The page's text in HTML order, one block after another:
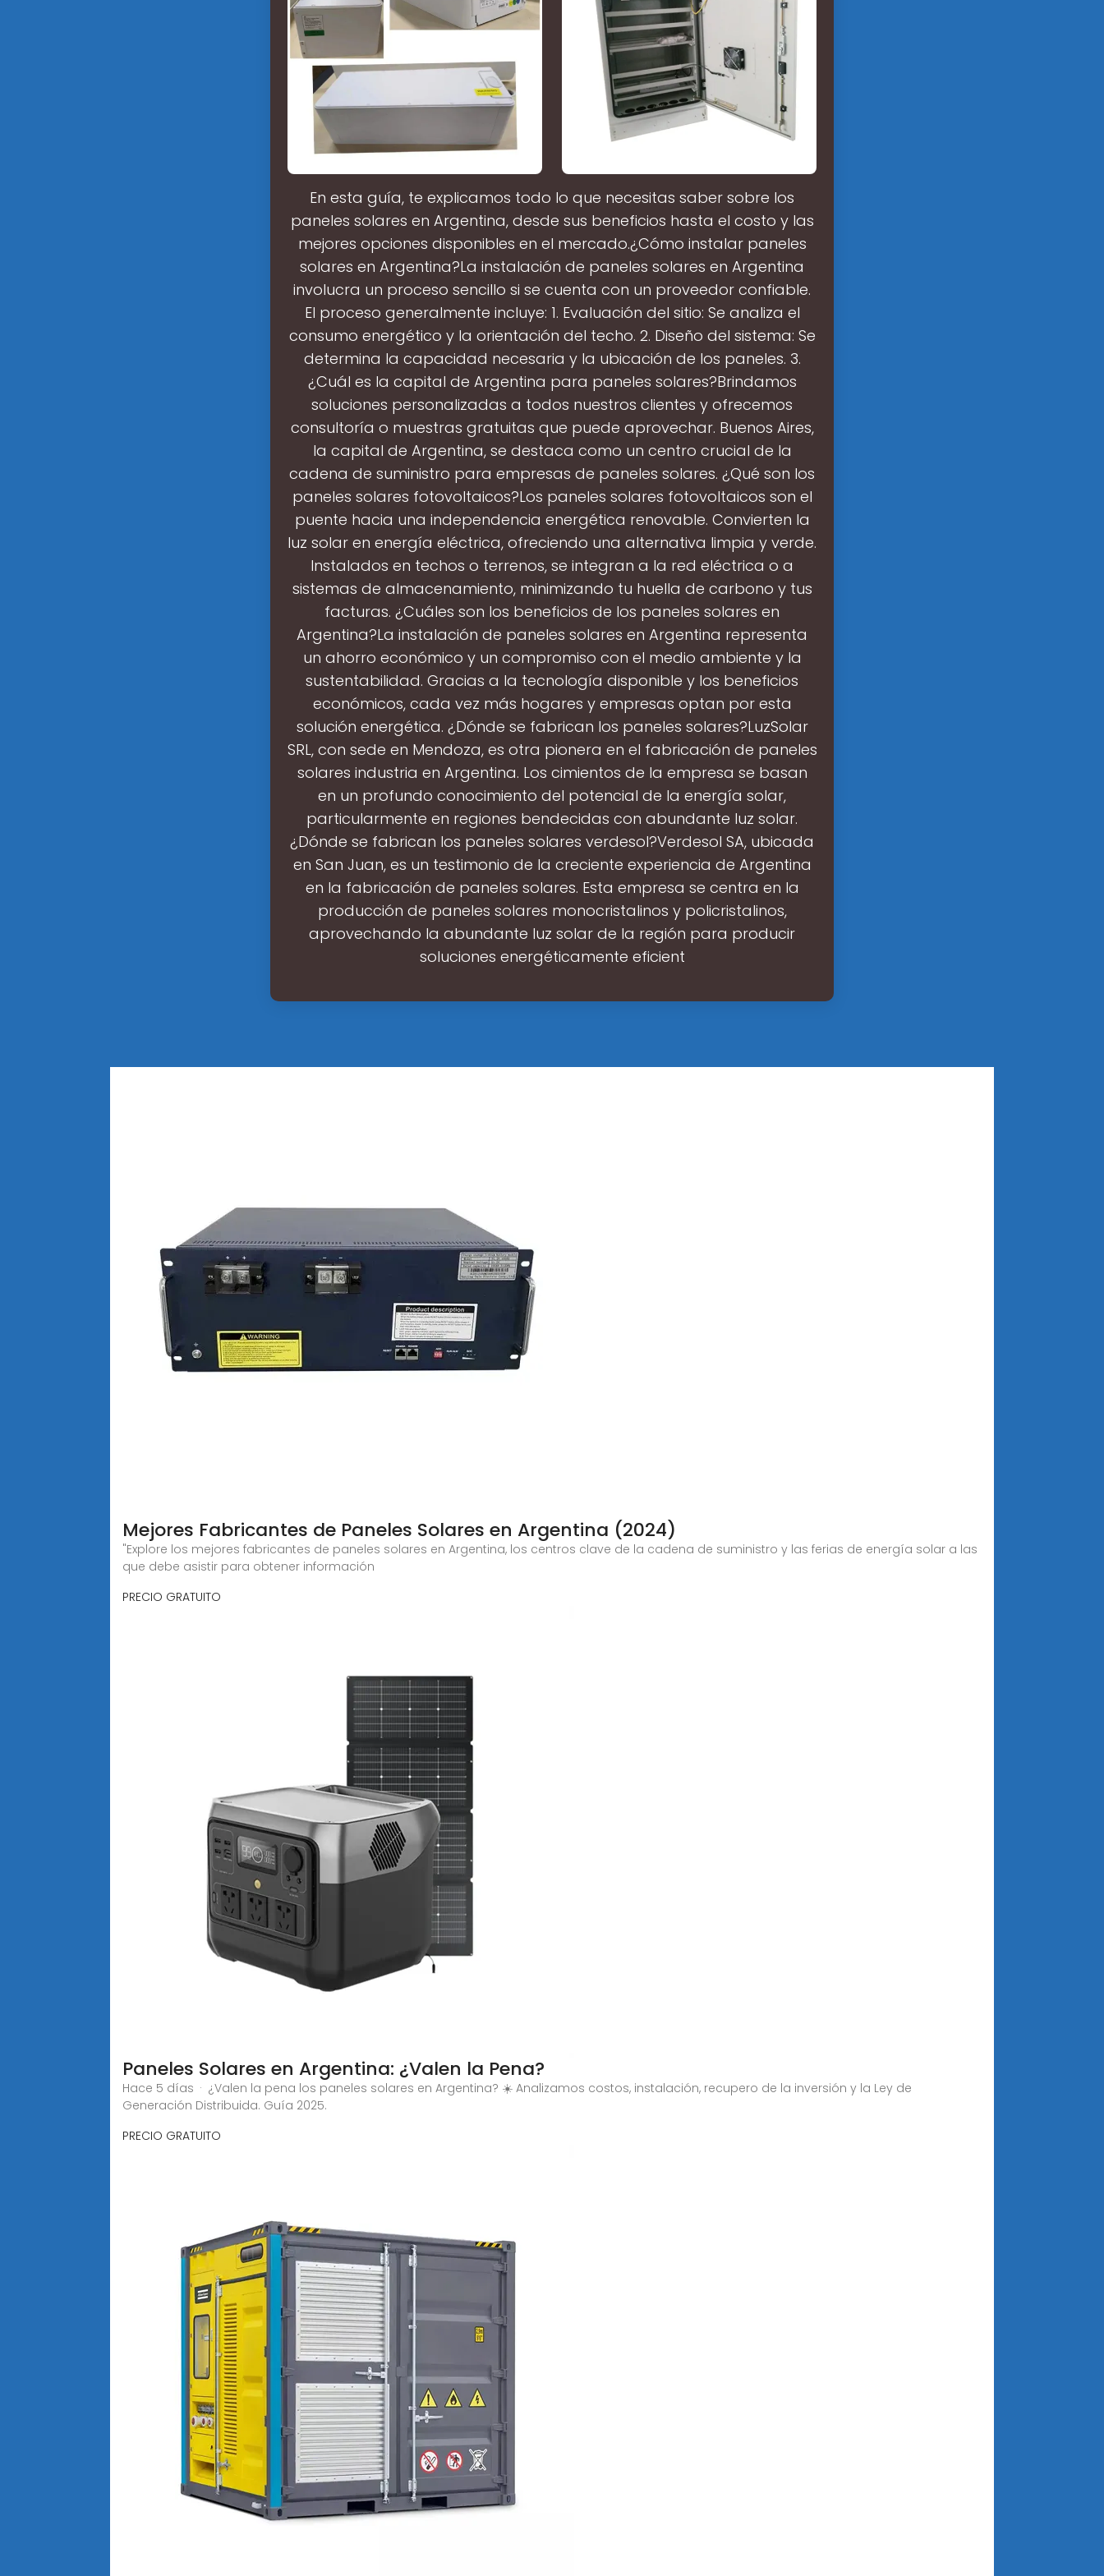
En esta guía, te explicamos todo lo que necesitas saber sobre los
paneles solares en Argentina, desde sus beneficios hasta el costo y las
mejores opciones disponibles en el mercado.¿Cómo instalar paneles
solares en Argentina?La instalación de paneles solares en Argentina
involucra un proceso sencillo si se cuenta con un proveedor confiable.
El proceso generalmente incluye: 1. Evaluación del sitio: Se analiza el
consumo energético y la orientación del techo. 2. Diseño del sistema: Se
determina la capacidad necesaria y la ubicación de los paneles. 3.
¿Cuál es la capital de Argentina para paneles solares?Brindamos
soluciones personalizadas a todos nuestros clientes y ofrecemos
consultoría o muestras gratuitas que puede aprovechar. Buenos Aires,
la capital de Argentina, se destaca como un centro crucial de la
cadena de suministro para empresas de paneles solares. ¿Qué son los
paneles solares fotovoltaicos?Los paneles solares fotovoltaicos son el
puente hacia una independencia energética renovable. Convierten la
luz solar en energía eléctrica, ofreciendo una alternativa limpia y verde.
Instalados en techos o terrenos, se integran a la red eléctrica o a
sistemas de almacenamiento, minimizando tu huella de carbono y tus
facturas. ¿Cuáles son los beneficios de los paneles solares en
Argentina?La instalación de paneles solares en Argentina representa
un ahorro económico y un compromiso con el medio ambiente y la
sustentabilidad. Gracias a la tecnología disponible y los beneficios
económicos, cada vez más hogares y empresas optan por esta
solución energética. ¿Dónde se fabrican los paneles solares?LuzSolar
SRL, con sede en Mendoza, es otra pionera en el fabricación de paneles
solares industria en Argentina. Los cimientos de la empresa se basan
en un profundo conocimiento del potencial de la energía solar,
particularmente en regiones bendecidas con abundante luz solar.
¿Dónde se fabrican los paneles solares verdesol?Verdesol SA, ubicada
en San Juan, es un testimonio de la creciente experiencia de Argentina
en la fabricación de paneles solares. Esta empresa se centra en la
producción de paneles solares monocristalinos y policristalinos,
aprovechando la abundante luz solar de la región para producir
soluciones energéticamente eficient
Mejores Fabricantes de Paneles Solares en Argentina (2024)
"Explore los mejores fabricantes de paneles solares en Argentina, los centros clave de la cadena de suministro y las ferias de energía solar a las
que debe asistir para obtener información
PRECIO GRATUITO
Paneles Solares en Argentina: ¿Valen la Pena?
Hace 5 días · ¿Valen la pena los paneles solares en Argentina? ☀️ Analizamos costos, instalación, recupero de la inversión y la Ley de
Generación Distribuida. Guía 2025.
PRECIO GRATUITO